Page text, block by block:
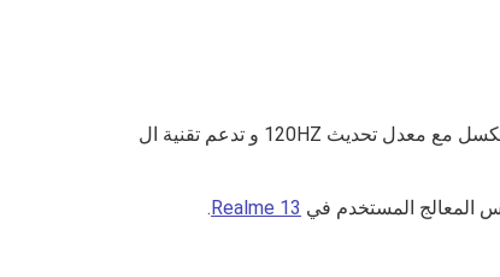
بكسل مع معدل تحديث 120HZ و تدعم تقنية ال
Realme 13
.